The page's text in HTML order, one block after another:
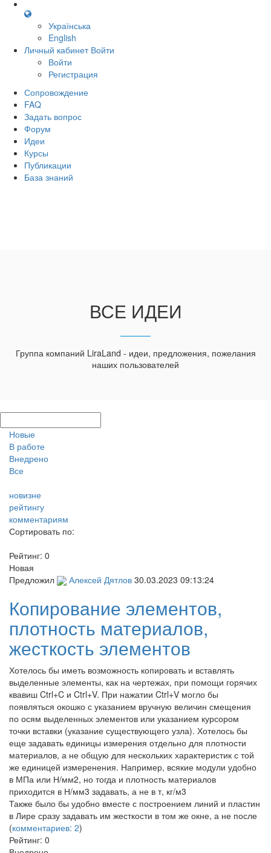
Українська
English
Личный кабинет Войти
Войти
Регистрация
Сопровождение
FAQ
Задать вопрос
Форум
Идеи
Курсы
Публикации
База знаний
ВСЕ ИДЕИ
Группа компаний LiraLand - идеи, предложения, пожелания
наших пользователей
Новые
В работе
Внедрено
Все
новизне
рейтингу
комментариям
Сортировать по:
Рейтинг: 0
Новая
Предложил
Алексей Дятлов 30.03.2023 09:13:24
Копирование элементов,
плотность материалов,
жесткость элементов
Хотелось бы иметь возможность копировать и вставлять
выделенные элементы, как на чертежах, при помощи горячих
квавиш Ctrl+C и Ctrl+V. При нажатии Ctrl+V могло бы
появляться окошко с указанием вручную величин смещения
по осям выделенных элементов или указанием курсором
точки вставки (указание существующего узла). Хотелось бы
еще задавать единицы измерения отдельно для плотности
материалов, а не общую для нескольких характеристик с той
же единицей измеренения. Например, всякие модули удобно
в МПа или Н/мм2, но тогда и плотность материалов
приходится в Н/мм3 задавать, а не в т, кг/м3
Также было бы удобно вместе с построением линий и пластин
в Лире сразу задавать им жесткости в том же окне, а не после
(комментариев: 2)
Рейтинг: 0